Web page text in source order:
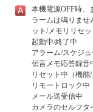
本機電源OFF時、
ラームは鳴りませ
ット/メモリリセ
起動中/終了中
アラーム/スケジ
伝言メモ応答録音
リセット中（機能
リモートロック中
メール送受信中
カメラのセルフタ